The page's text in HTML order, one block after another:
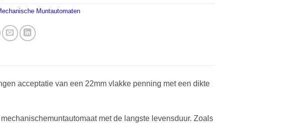
Muntautomaten
acceptatie van een 22mm vlakke penning met een dikte
met de langste levensduur. Zoals